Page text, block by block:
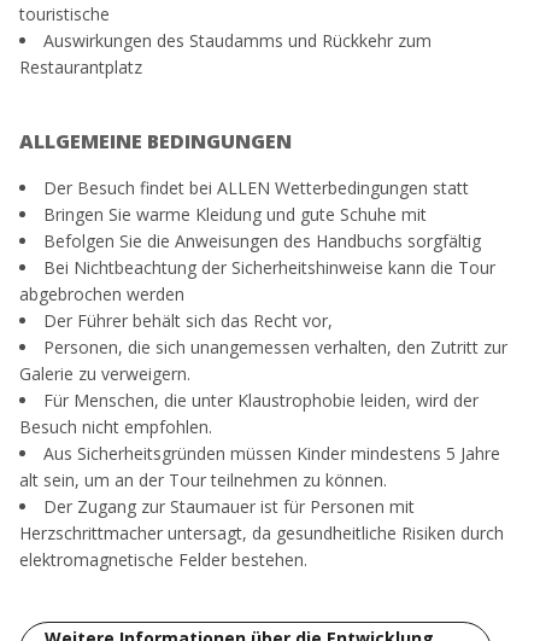
touristische
Auswirkungen des Staudamms und Rückkehr zum
Restaurantplatz
ALLGEMEINE BEDINGUNGEN
Der Besuch findet bei ALLEN Wetterbedingungen statt
Bringen Sie warme Kleidung und gute Schuhe mit
Befolgen Sie die Anweisungen des Handbuchs sorgfältig
Bei Nichtbeachtung der Sicherheitshinweise kann die Tour
abgebrochen werden
Der Führer behält sich das Recht vor,
Personen, die sich unangemessen verhalten, den Zutritt zur
Galerie zu verweigern.
Für Menschen, die unter Klaustrophobie leiden, wird der
Besuch nicht empfohlen.
Aus Sicherheitsgründen müssen Kinder mindestens 5 Jahre
alt sein, um an der Tour teilnehmen zu können.
Der Zugang zur Staumauer ist für Personen mit
Herzschrittmacher untersagt, da gesundheitliche Risiken durch
elektromagnetische Felder bestehen.